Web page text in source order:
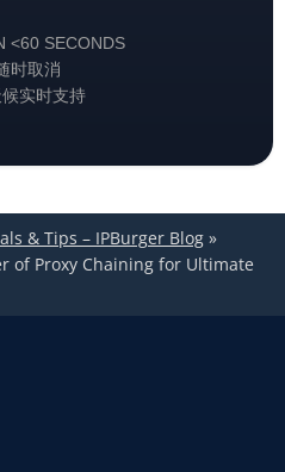
<60 SECONDS
时取消
实时支持
& Tips – IPBurger Blog »
of Proxy Chaining for Ultimate